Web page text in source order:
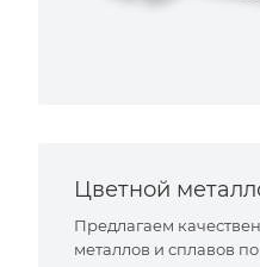
Цветной
Предлагаем
металлов и сплавов